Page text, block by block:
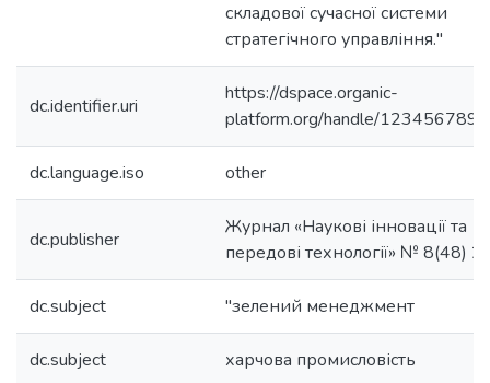
складової сучасної системи
стратегічного управління."
dc.identifier.uri
https://dspace.organic-
platform.org/handle/
dc.language.iso other
dc.publisher
Журнал «Наукові інновації та
передові технології» № 8(48)
dc.subject "зелений менеджмент
dc.subject харчова промисловість